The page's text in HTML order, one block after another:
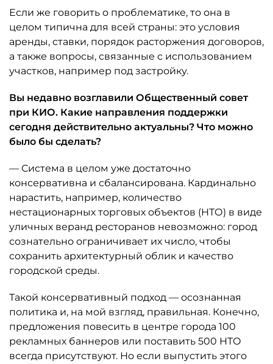
Если же говорить о проблематике, то она в
целом типична для всей страны: это условия
аренды, ставки, порядок расторжения договоров,
а также вопросы, связанные с использованием
участков, например под застройку.
Вы недавно возглавили Общественный совет
при КИО. Какие направления поддержки
сегодня действительно актуальны? Что можно
было бы сделать?
— Система в целом уже достаточно
консервативна и сбалансирована. Кардинально
нарастить, например, количество
нестационарных торговых объектов (НТО) в виде
уличных веранд ресторанов невозможно: город
сознательно ограничивает их число, чтобы
сохранить архитектурный облик и качество
городской среды.
Такой консервативный подход — осознанная
политика и, на мой взгляд, правильная. Конечно,
предложения повесить в центре города 100
рекламных баннеров или поставить 500 НТО
всегда присутствуют. Но если выпустить этого